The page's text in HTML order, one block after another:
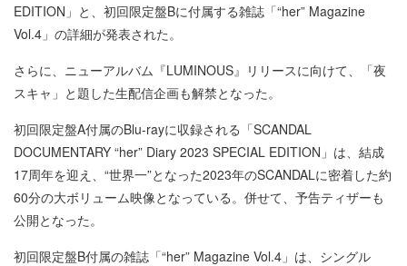
EDITION」と、初回限定盤Bに付属する雑誌「“her” Magazine
Vol.4」の詳細が発表された。
さらに、ニューアルバム『LUMINOUS』リリースに向けて、「夜
スキャ」と題した生配信企画も解禁となった。
初回限定盤A付属のBlu-rayに収録される「SCANDAL
DOCUMENTARY “her” Diary 2023 SPECIAL EDITION」は、結成
17周年を迎え、“世界一”となった2023年のSCANDALに密着した約
60分の大ボリューム映像となっている。併せて、予告ティザーも
公開となった。
初回限定盤B付属の雑誌「“her” Magazine Vol.4」は、シングル